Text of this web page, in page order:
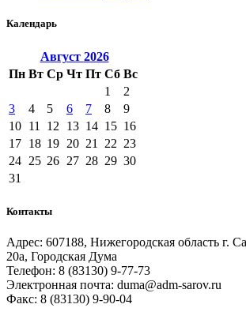
Календарь
Август 2026
Пн Вт Ср Чт Пт Сб Вс
1
2
3
4 5 6 7 8
9
10 11 12 13 14 15 16
17 18 19 20 21 22 23
24 25 26 27 28 29 30
31
Контакты
Адрес: 607188, Нижегородская область г.
20а, Городская Дума
Телефон: 8 (83130) 9-77-73
Электронная почта: duma@adm-sarov.ru
Факс: 8 (83130) 9-90-04